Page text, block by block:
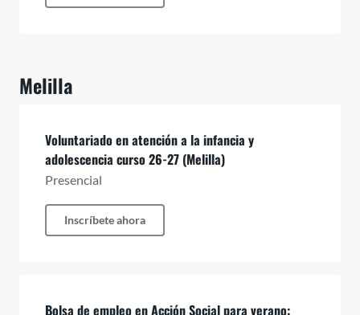
Melilla
Voluntariado en atención a la infancia y
adolescencia curso 26-27 (Melilla)
Presencial
Inscríbete ahora
Bolsa de empleo en Acción Social para verano: